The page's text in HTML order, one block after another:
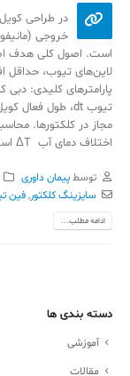
در طراحی
خروجی
است. اصول کلی هدف
لاین‌های تیوب، حداقل
اختلاف دمای آب ΔT استفاده کنید: m˙= Q/cp​ΔT که cp​ ظرفیت گرمایی...
توسطپیمان داوری
سایزینگ کلکتور,فین
ادامه مطلب...
دسته بندی ها
آموزشی
مقالات